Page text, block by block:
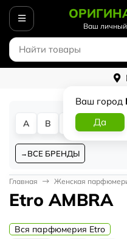
Ваш
Ваш город
A B D
ВСЕ БРЕНДЫ
Главная Женская
Etro AMBRA
Вся парфюмерия Etro